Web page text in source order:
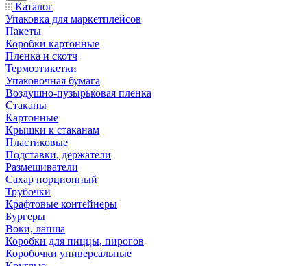
Каталог
Упаковка для маркетплейсов
Пакеты
Коробки картонные
Пленка и скотч
Термоэтикетки
Упаковочная бумага
Воздушно-пузырьковая пленка
Стаканы
Картонные
Крышки к стаканам
Пластиковые
Подставки, держатели
Размешиватели
Сахар порционный
Трубочки
Крафтовые контейнеры
Бургеры
Воки, лапша
Коробки для пиццы, пирогов
Коробочки универсальные